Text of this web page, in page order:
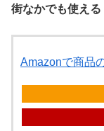
街なかでも使える
Amazonで商品